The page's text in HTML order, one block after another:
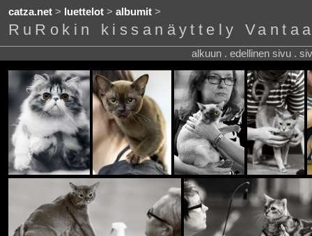
catza.net> luettelot> albumit>
RuRokin kissanäyttely
alkuun . edellinen sivu .